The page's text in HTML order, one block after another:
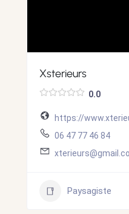
Xsterieurs
0.0
https://
06 47 77 46 84
Paysagiste